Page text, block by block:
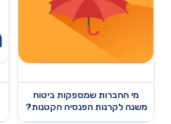
מי החברות שמספקות ביטוח
משנה לקרנות הפנסיה הקטנות?